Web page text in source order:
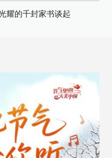
耀的千封家书谈起